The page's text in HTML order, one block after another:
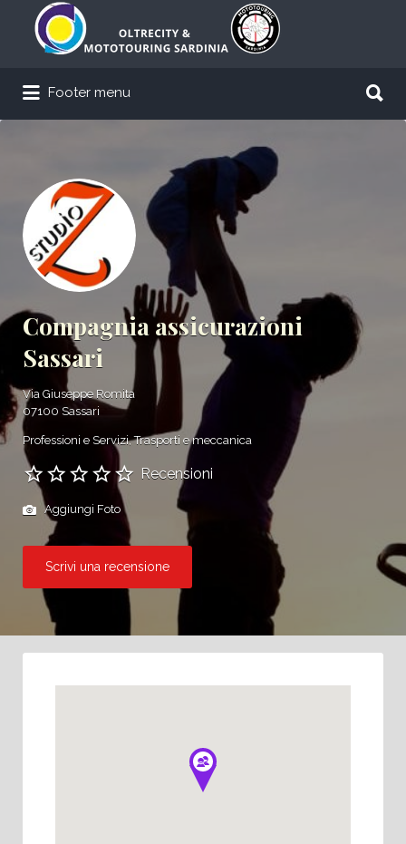
Cerca:
Footer menu
Compagnia assicurazioni
Sassari
Via Giuseppe Romita
07100 Sassari
Professioni e Servizi Trasporti e meccanica
Recensioni
Aggiungi Foto
Scrivi una recensione